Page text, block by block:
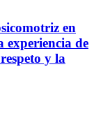
en
experiencia de
y la